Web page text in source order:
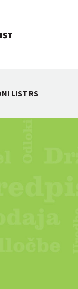
LIST RS